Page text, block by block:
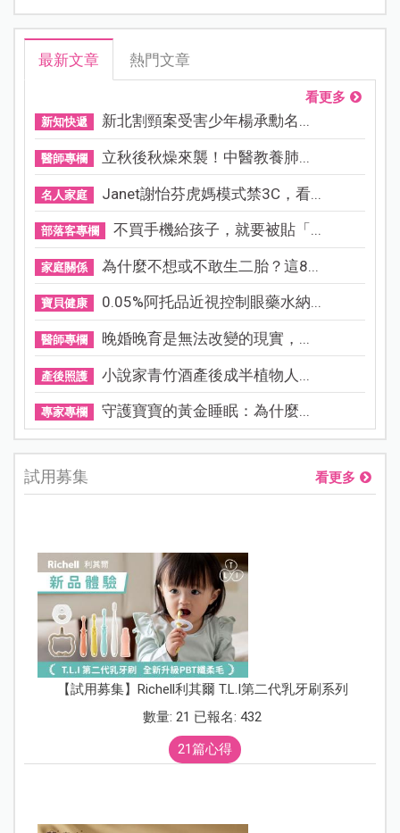
最新文章 熱門文章
看更多
新知快遞 新北割頸案受害少年楊承勳名...
醫師專欄 立秋後秋燥來襲！中醫教養肺...
名人家庭 Janet謝怡芬虎媽模式禁3C，看...
部落客專欄 不買手機給孩子，就要被貼「...
家庭關係 為什麼不想或不敢生二胎？這8...
寶貝健康 0.05%阿托品近視控制眼藥水納...
醫師專欄 晚婚晚育是無法改變的現實，...
產後照護 小說家青竹酒產後成半植物人...
專家專欄 守護寶寶的黃金睡眠：為什麼...
試用募集 看更多
【試用募集】Richell利其爾 T.L.I第二代乳牙刷系列
數量: 21 已報名: 432
21篇心得